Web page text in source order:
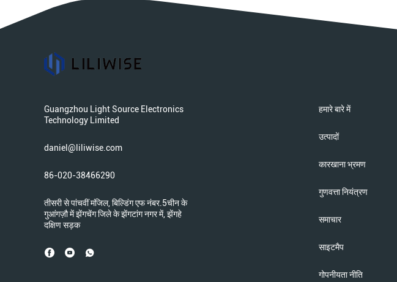
Guangzhou Light Source Electronics
Technology Limited
daniel@liliwise.com
86-020-38466290
तीसरी से पांचवीं मंजिल, बिल्डिंग एफ नंबर.5चीन के
गुआंगज़ौ में झेंगचेंग जिले के झेंगटांग नगर में, झेंगहे
दक्षिण सड़क
हमारे बारे में
उत्पादों
कारखाना भ्रमण
गुणवत्ता नियंत्रण
समाचार
साइटमैप
गोपनीयता नीति